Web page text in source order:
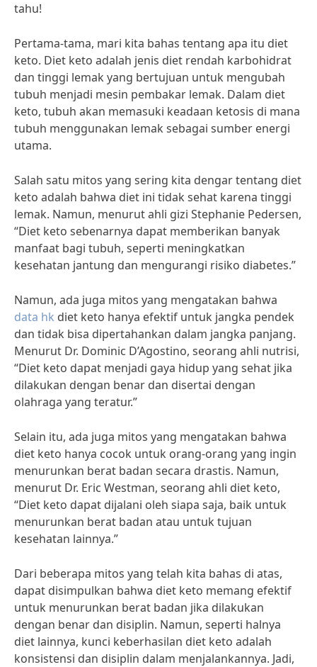
tahu!
Pertama-tama, mari kita bahas tentang apa itu diet
keto. Diet keto adalah jenis diet rendah karbohidrat
dan tinggi lemak yang bertujuan untuk mengubah
tubuh menjadi mesin pembakar lemak. Dalam diet
keto, tubuh akan memasuki keadaan ketosis di mana
tubuh menggunakan lemak sebagai sumber energi
utama.
Salah satu mitos yang sering kita dengar tentang diet
keto adalah bahwa diet ini tidak sehat karena tinggi
lemak. Namun, menurut ahli gizi Stephanie Pedersen,
“Diet keto sebenarnya dapat memberikan banyak
manfaat bagi tubuh, seperti meningkatkan
kesehatan jantung dan mengurangi risiko diabetes.”
Namun, ada juga mitos yang mengatakan bahwa
data hk diet keto hanya efektif untuk jangka pendek
dan tidak bisa dipertahankan dalam jangka panjang.
Menurut Dr. Dominic D’Agostino, seorang ahli nutrisi,
“Diet keto dapat menjadi gaya hidup yang sehat jika
dilakukan dengan benar dan disertai dengan
olahraga yang teratur.”
Selain itu, ada juga mitos yang mengatakan bahwa
diet keto hanya cocok untuk orang-orang yang ingin
menurunkan berat badan secara drastis. Namun,
menurut Dr. Eric Westman, seorang ahli diet keto,
“Diet keto dapat dijalani oleh siapa saja, baik untuk
menurunkan berat badan atau untuk tujuan
kesehatan lainnya.”
Dari beberapa mitos yang telah kita bahas di atas,
dapat disimpulkan bahwa diet keto memang efektif
untuk menurunkan berat badan jika dilakukan
dengan benar dan disiplin. Namun, seperti halnya
diet lainnya, kunci keberhasilan diet keto adalah
konsistensi dan disiplin dalam menjalankannya. Jadi,